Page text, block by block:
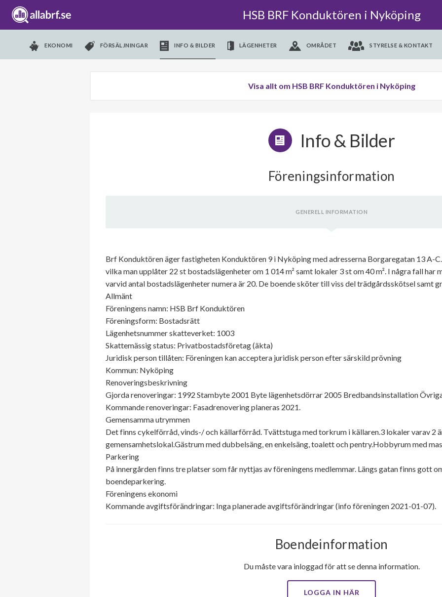
HSB BRF Konduktören i Nyköping
EKONOMI FÖRSÄLJNINGAR INFO & BILDER LÄGENHETER OMRÅDET STYRELSE & KONTAKT
Visa allt om HSB BRF Konduktören i Nyköping
Info & Bilder
Föreningsinformation
GENERELL INFORMATION
Brf Konduktören äger fastigheten Konduktören 9 i Nyköping med adresserna Borgaregatan 13 A-
vilka man upplåter 22 st bostadslägenheter om 1 014 m² samt lokaler 3 st om 40 m². I några fall har
varvid antal bostadslägenheter numera är 20. De boende sköter till viss del trädgårdsskötsel samt
Allmänt
Föreningens namn: HSB Brf Konduktören
Föreningsform: Bostadsrätt
Lägenhetsnummer skatteverket: 1003
Skattemässig status: Privatbostadsföretag (äkta)
Juridisk person tillåten: Föreningen kan acceptera juridisk person efter särskild prövning
Kommun: Nyköping
Renoveringsbeskrivning
Gjorda renoveringar: 1992 Stambyte 2001 Byte lägenhetsdörrar 2005 Bredbandsinstallation
Kommande renoveringar: Fasadrenovering planeras 2021.
Gemensamma utrymmen
Det finns cykelförråd, vinds-/ och källarförråd. Tvättstuga med torkrum i källaren.3 lokaler varav 2
gemensamhetslokal.Gästrum med dubbelsäng, en enkelsäng, toalett och pentry.Hobbyrum med
Parkering
På innergården finns tre platser som får nyttjas av föreningens medlemmar. Längs gatan finns gott
boendeparkering.
Föreningens ekonomi
Kommande avgiftsförändringar: Inga planerade avgiftsförändringar (info föreningen 2021-01-07).
Boendeinformation
Du måste vara inloggad för att se denna information.
LOGGA IN HÄR